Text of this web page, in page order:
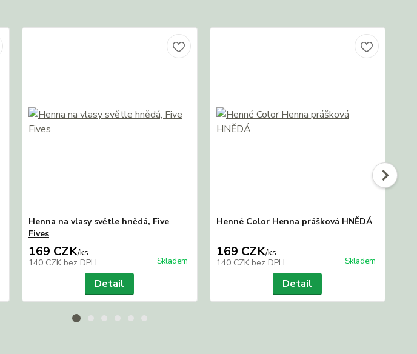
Henna na vlasy světle hnědá, Five
Fives
169 CZK/ks
140 CZK bez DPH Skladem
Detail
Henné Color Henna prášková HNĚDÁ
169 CZK/ks
140 CZK bez DPH Skladem
Detail